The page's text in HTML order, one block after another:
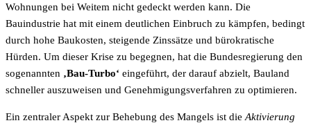
Wohnungen bei Weitem nicht gedeckt werden kann. Die
Bauindustrie hat mit einem deutlichen Einbruch zu kämpfen, bedingt
durch hohe Baukosten, steigende Zinssätze und bürokratische
Hürden. Um dieser Krise zu begegnen, hat die Bundesregierung den
sogenannten ‚Bau-Turbo‘ eingeführt, der darauf abzielt, Bauland
schneller auszuweisen und Genehmigungsverfahren zu optimieren.
Ein zentraler Aspekt zur Behebung des Mangels ist die Aktivierung